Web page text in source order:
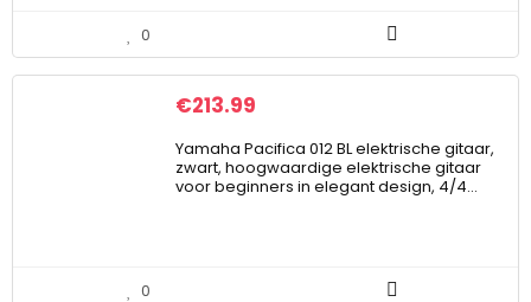
0
€213.99
Yamaha Pacifica 012 BL elektrische gitaar,
zwart, hoogwaardige elektrische gitaar
voor beginners in elegant design, 4/4…
0